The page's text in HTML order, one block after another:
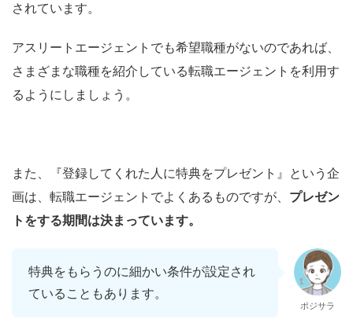
されています。
アスリートエージェントでも希望職種がないのであれば、
さまざまな職種を紹介している転職エージェントを利用す
るようにしましょう。
また、『登録してくれた人に特典をプレゼント』という企
画は、転職エージェントでよくあるものですが、 プレゼン
トをする期間は決まっています。
特典をもらうのに細かい条件が設定され
ていることもあります。
ポジサラ